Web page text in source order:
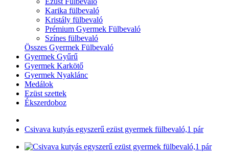
Karika fülbevaló
Kristály fülbevaló
Prémium Gyermek Fülbevaló
Színes fülbevaló
Összes Gyermek Fülbevaló
Gyermek Gyűrű
Gyermek Karkötő
Gyermek Nyaklánc
Medálok
Ezüst szettek
Ékszerdoboz
Csivava kutyás egyszerű ezüst gyermek fülbevaló,1 pár